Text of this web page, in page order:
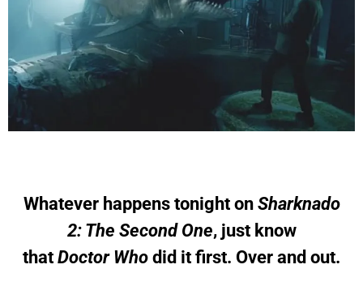
Whatever happens tonight onSharknado
2: The Second One, just know
thatDoctor Whodid it first. Over and out.